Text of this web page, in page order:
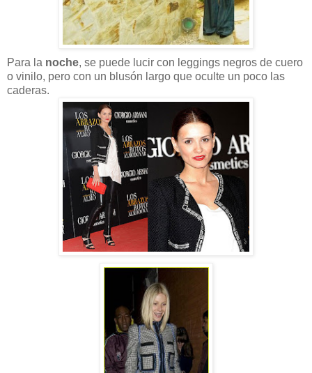
Para la noche, se puede lucir con leggings negros de cuero
o vinilo, pero con un blusón largo que oculte un poco las
caderas.